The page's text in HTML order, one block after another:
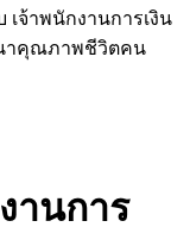
เจ้าพนักงานการเงิน
าคุณภาพชีวิตคน
านการ